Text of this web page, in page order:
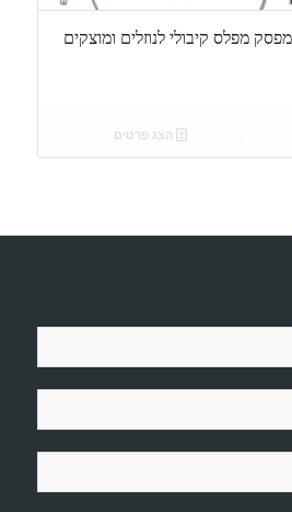
הצג פרטים